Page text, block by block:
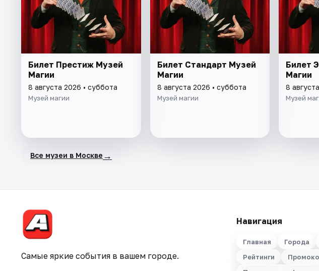
Билет Престиж Музей
Магии
8 августа 2026 • суббота
Музей магии
Билет Стандарт Музей
Магии
8 августа 2026 • суббота
Музей магии
Билет
Магии
8
Музей
Все музеи в Москве →
Самые яркие события в вашем городе.
Навигация
Главная Города
Рейтинги